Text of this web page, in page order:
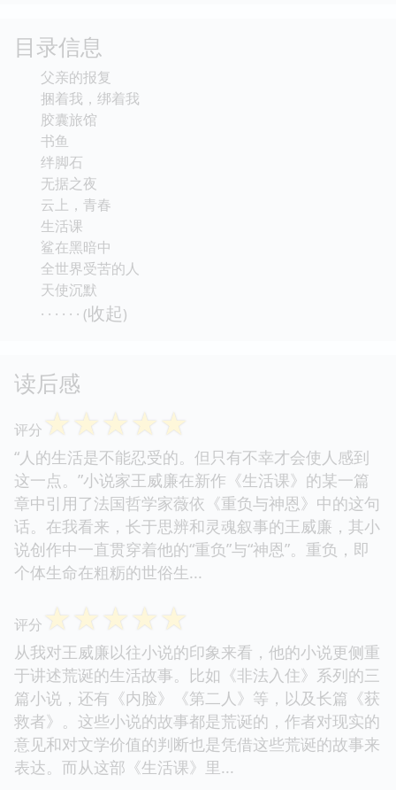
目录信息
父亲的报复
捆着我，绑着我
胶囊旅馆
书鱼
绊脚石
无据之夜
云上，青春
生活课
鲨在黑暗中
全世界受苦的人
天使沉默
· · · · · · (收起)
读后感
评分 ☆☆☆☆☆
“人的生活是不能忍受的。但只有不幸才会使人感到
这一点。”小说家王威廉在新作《生活课》的某一篇
章中引用了法国哲学家薇依《重负与神恩》中的这句
话。在我看来，长于思辨和灵魂叙事的王威廉，其小
说创作中一直贯穿着他的“重负”与“神恩”。重负，即
个体生命在粗粝的世俗生...
评分 ☆☆☆☆☆
从我对王威廉以往小说的印象来看，他的小说更侧重
于讲述荒诞的生活故事。比如《非法入住》系列的三
篇小说，还有《内脸》《第二人》等，以及长篇《获
救者》。这些小说的故事都是荒诞的，作者对现实的
意见和对文学价值的判断也是凭借这些荒诞的故事来
表达。而从这部《生活课》里...